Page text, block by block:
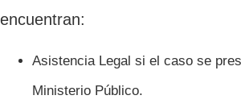
encuentran:
Asistencia Legal si el caso se
Ministerio Público.